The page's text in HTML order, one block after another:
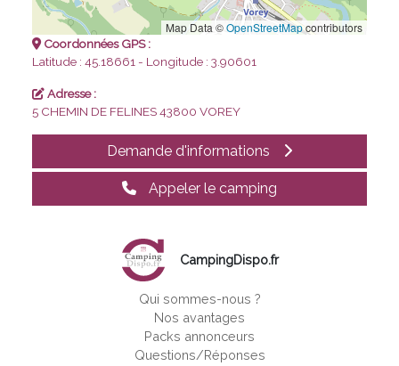
Map Data ©OpenStreetMapcontributors
Coordonnées GPS :
Latitude : 45.18661 - Longitude : 3.90601
Adresse :
5 CHEMIN DE FELINES43800 VOREY
Demande d'informations
Appeler le camping
CampingDispo.fr
Qui sommes-nous ?
Nos avantages
Packs annonceurs
Questions/Réponses